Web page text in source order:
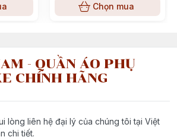
chống trượt – giữ áo cố định khi tăng
và hiệu suất kết hợp trên từng cung
Chọn mua
- QUẦN ÁO PHỤ
CHÍNH HÃNG
lòng liên hệ đại lý của chúng tôi tại Việt
chi tiết.